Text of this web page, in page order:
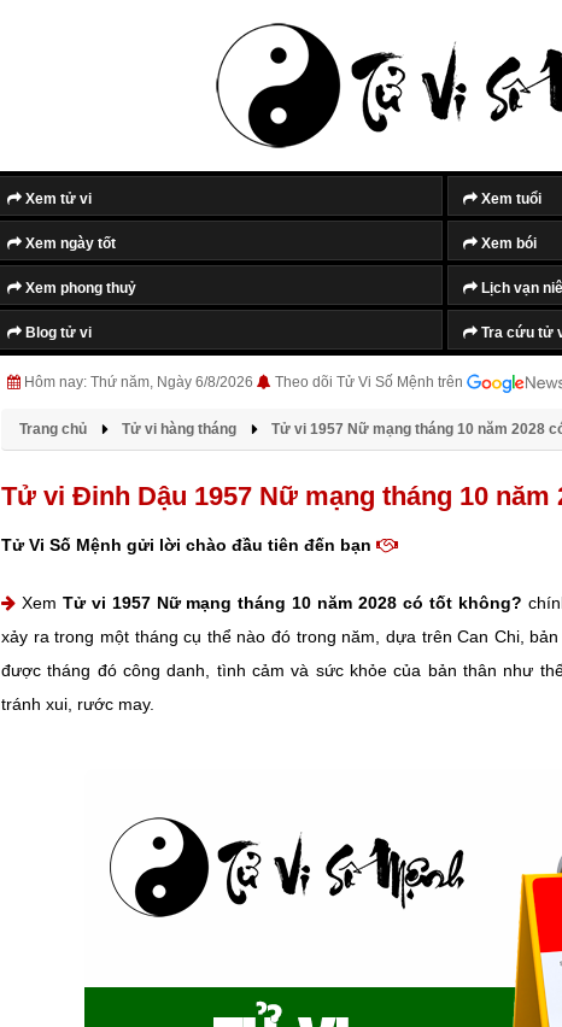
Xem tử vi Xem tuổi
Xem ngày tốt Xem bói
Xem phong thuỷ Lịch vạn
Blog tử vi Tra cứu tử
Hôm nay: Thứ năm, Ngày 6/8/2026 Theo dõi Tử Vi Số Mệnh trên
Trang chủ Tử vi hàng tháng Tử vi 1957 Nữ mạng tháng 10 năm 2028
Tử vi Đinh Dậu 1957 Nữ mạng tháng 10 năm
Tử Vi Số Mệnh gửi lời chào đầu tiên đến bạn
Xem Tử vi 1957 Nữ mạng tháng 10 năm 2028 có tốt không?
xảy ra trong một tháng cụ thể nào đó trong năm, dựa trên Can Chi,
được tháng đó công danh, tình cảm và sức khỏe của bản thân như
tránh xui, rước may.